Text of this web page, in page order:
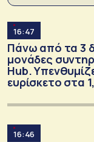
16:47
Πάνω από τα 3
μονάδες
Hub.
ευρίσκετο στα
16:46